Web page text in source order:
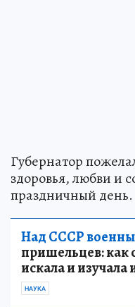
Губернатор
здоровья, любви и
праздничный день.
Над СССР
пришельцев: как
искала и
НАУКА